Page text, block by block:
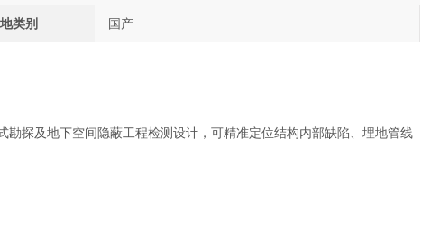
类别 国产
探及地下空间隐蔽工程检测设计，可精准定位结构内部缺陷、埋地管线